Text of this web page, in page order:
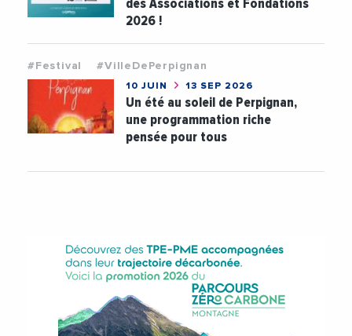
des Associations et Fondations
2026 !
#Festival #VilleDePerpignan
10 JUIN 13 SEP 2026
Un été au soleil de Perpignan,
une programmation riche
pensée pour tous